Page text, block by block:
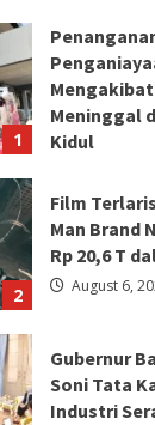
1
Meninggal
Kidul
2
Film
Man Brand
Rp 20,6 T
August 6,
Gubernur
Soni Tata
Industri